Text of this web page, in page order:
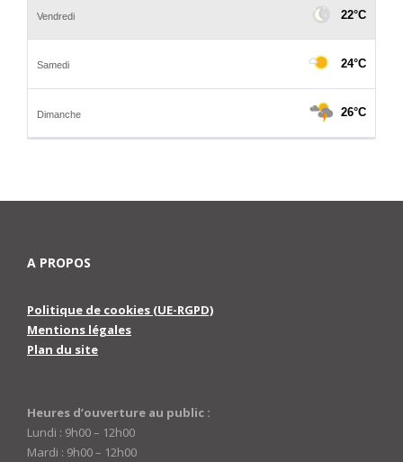
A PROPOS
Politique de cookies (UE-RGPD)
Mentions légales
Plan du site
Heures d’ouverture au public :
Lundi : 9h00 – 12h00
Mardi : 9h00 – 12h00